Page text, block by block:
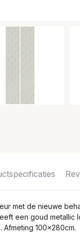
met de nieuwe
een goud
100x280cm.